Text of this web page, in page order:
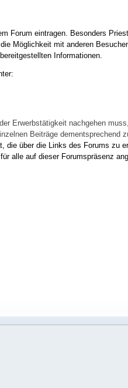
Forum eintragen. Besonders
Möglichkeit mit anderen
Informationen.
Erwerbstätigkeit nachgehen
Beiträge dementsprechend
die über die Links des Forums zu
alle auf dieser Forumspräsenz